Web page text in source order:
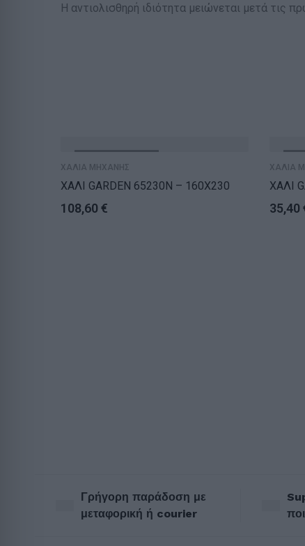
Η αντιολισθηρή ιδιότητα μειώνεται μετά τις
ΧΑΛΙΑ ΜΗΧΑΝΗΣ
ΧΑΛΙ GARDEN 65230N – 160X230
108,60 €
ΧΑΛΙΑ
ΧΑΛΙ
35,40
Γρήγορη παράδοση με
μεταφορική ή courier